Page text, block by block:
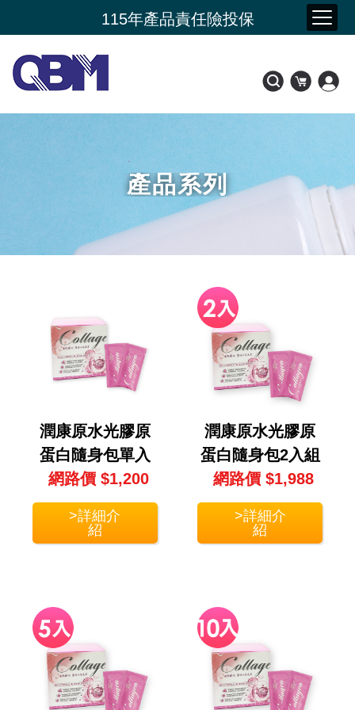
115年產品責任險投保
新品上市- 潤康原 水光膠原蛋白
產品系列
潤康原水光膠原
蛋白隨身包單入
組(30包/盒)
網路價 $1,200
>詳細介
紹
潤康原水光膠原
蛋白隨身包2入組
(30包/盒X2盒)
網路價 $1,988
>詳細介
紹